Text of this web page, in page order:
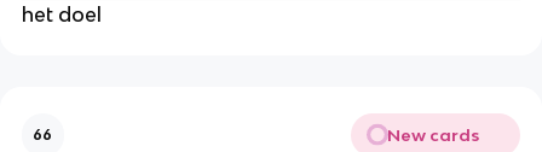
het doel
66 New cards